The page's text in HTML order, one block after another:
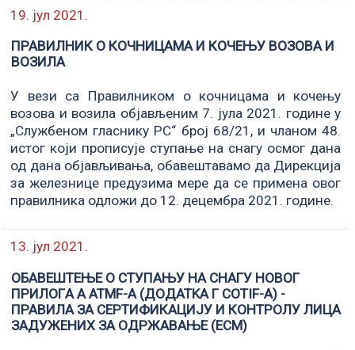
19. јул 2021.
ПРАВИЛНИК О КОЧНИЦАМА И КОЧЕЊУ ВОЗОВА И
ВОЗИЛА
У вези са Правилником о кочницама и кочењу
возова и возила објављеним 7. јула 2021. године у
„Службеном гласнику РС“ број 68/21, и чланом 48.
истог који прописује ступање на снагу осмог дана
од дана објављивања, обавештавамо да Дирекција
за железнице предузима мере да се примена овог
правилника одложи до 12. децембра 2021. године.
13. јул 2021.
ОБАВЕШТЕЊЕ О СТУПАЊУ НА СНАГУ НОВОГ
ПРИЛОГA A ATMF-A (ДОДАТKA Г COTIF-А) -
ПРАВИЛА ЗА СЕРТИФИКАЦИЈУ И КОНТРОЛУ ЛИЦА
ЗАДУЖЕНИХ ЗА ОДРЖАВАЊЕ (ЕCM)